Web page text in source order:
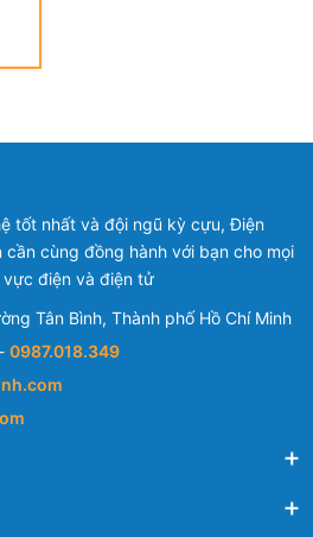
tốt nhất và đội ngũ kỳ cựu, Điện
cần cùng đồng hành với bạn cho mọi
điện và điện tử
Tân Bình, Thành phố Hồ Chí Minh
- 0987.018.349